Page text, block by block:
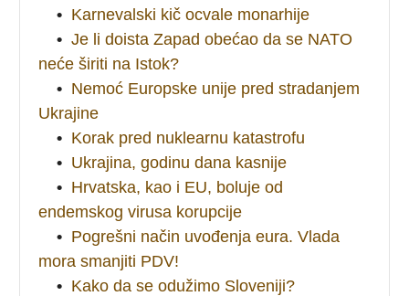
• Karnevalski kič ocvale monarhije
• Je li doista Zapad obećao da se NATO
neće širiti na Istok?
• Nemoć Europske unije pred stradanjem
Ukrajine
• Korak pred nuklearnu katastrofu
• Ukrajina, godinu dana kasnije
• Hrvatska, kao i EU, boluje od
endemskog virusa korupcije
• Pogrešni način uvođenja eura. Vlada
mora smanjiti PDV!
• Kako da se odužimo Sloveniji?